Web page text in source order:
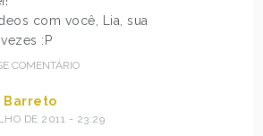
com você, Lia, sua
:P
COMENTÁRIO
Barreto
DE 2011 - 23:29